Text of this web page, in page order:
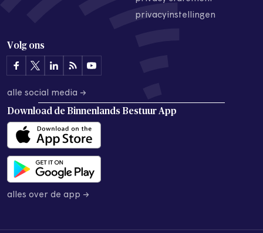
privacyinstellingen
Volg ons
alle social media →
Download de Binnenlands Bestuur App
alles over de app →